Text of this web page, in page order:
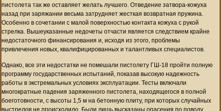
пистолета так же оставляет желать лучшего. Отведение затвора-кожуха
назад при заряжании весьма затрудняет жесткая возвратная пружина.
Особенно в сочетании с малой поверхностью контакта кожуха с рукой
стрелка. Вышеуказанные недочеты отчасти является следствием крайне
недостаточного финансирования и, исходя из этого, проблемы
привлечения новых, квалифицированных и талантливых специалистов.
Однако, все эти недостатки не помешали пистолету ГШ-18 пройти полную
программу государственных испытаний, показав высокую надежность
работы в экстремальных условиях эксплуатации. Тесты включали
многократные падения заряженного пистолета, находящегося в полной
боеготовности, с высоты 1,5 м на бетонную плиту, при которых случайных
выстрелов не происходило. Были лишь высказаны опасения по поводу